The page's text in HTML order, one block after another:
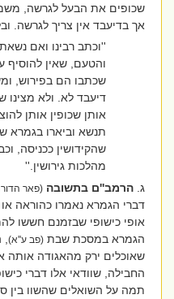
שכופים את הבעל לגרשה,
אך בדיעבד אין צריך לגרשה.
''וכתב רבינו ואם נשאת
והטעם, שאין להוסיף
שכתבו הם בפירוש,
דיעבד לא. ולא מצינו
אותן שכופין אותן
תנשא וביארו בגמרא
שהקידושין ככניסה,
מהלכות גירושין.''
הרמב''ם בתשובה (פאר הדור
דברי הגמרא נאמרו כהוראה או
אופי כישופי שבזמנם חששו
הגמרא במסכת שבת(פב ע''א),
שאוכלים ירק מהאגודה אותה
החבילה, שוודאי אלו דברי
תמה על השואלים שהשוו בין